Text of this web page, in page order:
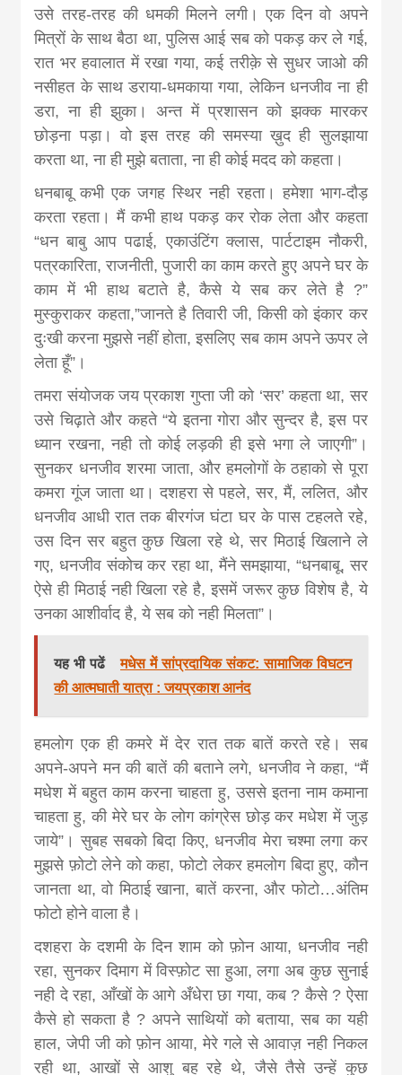
उसे तरह-तरह की धमकी मिलने लगी। एक दिन वो अपने
मित्रों के साथ बैठा था, पुलिस आई सब को पकड़ कर ले गई,
रात भर हवालात में रखा गया, कई तरीक़े से सुधर जाओ की
नसीहत के साथ डराया-धमकाया गया, लेकिन धनजीव ना ही
डरा, ना ही झुका। अन्त में प्रशासन को झक्क मारकर
छोड़ना पड़ा। वो इस तरह की समस्या ख़ुद ही सुलझाया
करता था, ना ही मुझे बताता, ना ही कोई मदद को कहता।
धनबाबू कभी एक जगह स्थिर नही रहता। हमेशा भाग-दौड़
करता रहता। मैं कभी हाथ पकड़ कर रोक लेता और कहता
“धन बाबु आप पढाई, एकाउंटिंग क्लास, पार्टटाइम नौकरी,
पत्रकारिता, राजनीती, पुजारी का काम करते हुए अपने घर के
काम में भी हाथ बटाते है, कैसे ये सब कर लेते है ?”
मुस्कुराकर कहता,”जानते है तिवारी जी, किसी को इंकार कर
दुःखी करना मुझसे नहीं होता, इसलिए सब काम अपने ऊपर ले
लेता हूँ”।
तमरा संयोजक जय प्रकाश गुप्ता जी को ‘सर’ कहता था, सर
उसे चिढ़ाते और कहते “ये इतना गोरा और सुन्दर है, इस पर
ध्यान रखना, नही तो कोई लड़की ही इसे भगा ले जाएगी”।
सुनकर धनजीव शरमा जाता, और हमलोगों के ठहाको से पूरा
कमरा गूंज जाता था। दशहरा से पहले, सर, मैं, ललित, और
धनजीव आधी रात तक बीरगंज घंटा घर के पास टहलते रहे,
उस दिन सर बहुत कुछ खिला रहे थे, सर मिठाई खिलाने ले
गए, धनजीव संकोच कर रहा था, मैंने समझाया, “धनबाबू, सर
ऐसे ही मिठाई नही खिला रहे है, इसमें जरूर कुछ विशेष है, ये
उनका आशीर्वाद है, ये सब को नही मिलता”।
यह भी पढें
मधेस में सांप्रदायिक संकट: सामाजिक विघटन
की आत्मघाती यात्रा : जयप्रकाश आनंद
हमलोग एक ही कमरे में देर रात तक बातें करते रहे। सब
अपने-अपने मन की बातें की बताने लगे, धनजीव ने कहा, “मैं
मधेश में बहुत काम करना चाहता हु, उससे इतना नाम कमाना
चाहता हु, की मेरे घर के लोग कांग्रेस छोड़ कर मधेश में जुड़
जाये”। सुबह सबको बिदा किए, धनजीव मेरा चश्मा लगा कर
मुझसे फ़ोटो लेने को कहा, फोटो लेकर हमलोग बिदा हुए, कौन
जानता था, वो मिठाई खाना, बातें करना, और फोटो…अंतिम
फोटो होने वाला है।
दशहरा के दशमी के दिन शाम को फ़ोन आया, धनजीव नही
रहा, सुनकर दिमाग में विस्फ़ोट सा हुआ, लगा अब कुछ सुनाई
नही दे रहा, आँखों के आगे अँधेरा छा गया, कब ? कैसे ? ऐसा
कैसे हो सकता है ? अपने साथियों को बताया, सब का यही
हाल, जेपी जी को फ़ोन आया, मेरे गले से आवाज़ नही निकल
रही था, आखों से आशु बह रहे थे, जैसे तैसे उन्हें कुछ